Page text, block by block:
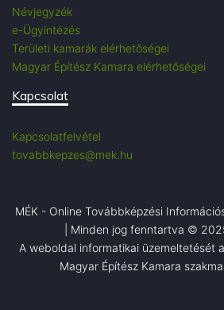
Névjegyzék
e-Ügyintézés
Területi kamarák elérhetőségei
Magyar Építész Kamara elérhetőségei
Kapcsolat
Kapcsolatfelvétel
tovabbkepzes@mek.hu
MÉK - Online Továbbképzési
| Minden jog fenntartva ©
A weboldal informatikai üzemeltetését
Magyar Építész Kamara